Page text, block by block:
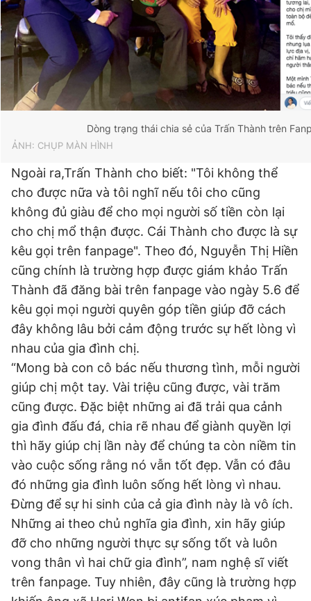
Dòng trạng thái chia sẻ của Trấn Thành trên
ẢNH: CHỤP MÀN HÌNH
Ngoài ra,Trấn Thành cho biết: "Tôi không thể
cho được nữa và tôi nghĩ nếu tôi cho cũng
không đủ giàu để cho mọi người số tiền còn lại
cho chị mổ thận được. Cái Thành cho được là sự
kêu gọi trên fanpage". Theo đó, Nguyễn Thị Hiền
cũng chính là trường hợp được giám khảo Trấn
Thành đã đăng bài trên fanpage vào ngày 5.6 để
kêu gọi mọi người quyên góp tiền giúp đỡ cách
đây không lâu bởi cảm động trước sự hết lòng vì
nhau của gia đình chị.
“Mong bà con cô bác nếu thương tình, mỗi người
giúp chị một tay. Vài triệu cũng được, vài trăm
cũng được. Đặc biệt những ai đã trải qua cảnh
gia đình đấu đá, chia rẽ nhau để giành quyền lợi
thì hãy giúp chị lần này để chúng ta còn niềm tin
vào cuộc sống rằng nó vẫn tốt đẹp. Vẫn có đâu
đó những gia đình luôn sống hết lòng vì nhau.
Đừng để sự hi sinh của cả gia đình này là vô ích.
Những ai theo chủ nghĩa gia đình, xin hãy giúp
đỡ cho những người thực sự sống tốt và luôn
vong thân vì hai chữ gia đình”, nam nghệ sĩ viết
trên fanpage. Tuy nhiên, đây cũng là trường hợp